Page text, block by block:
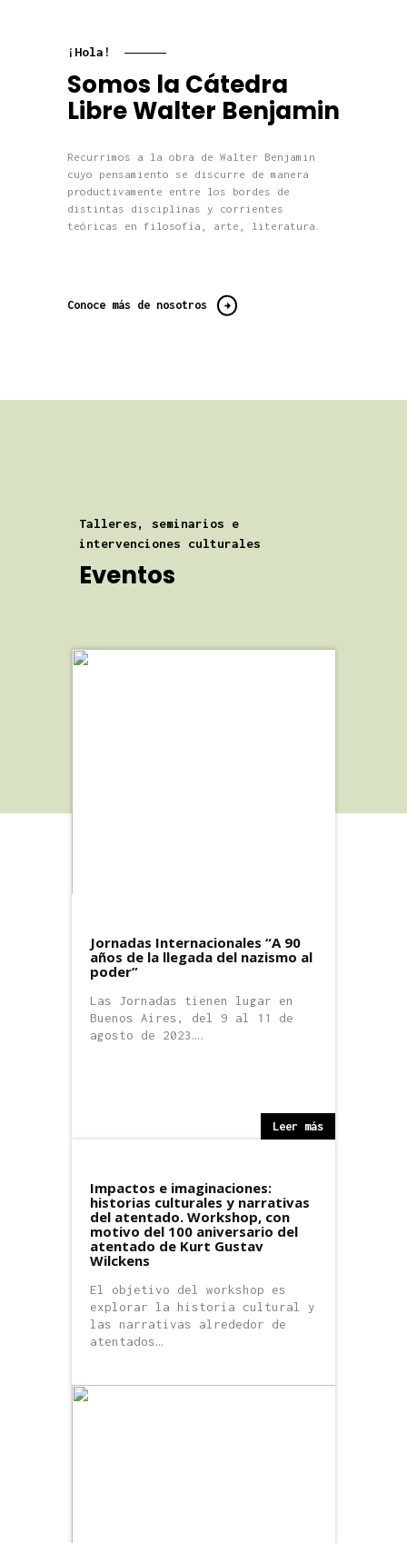
¡Hola!
Somos la Cátedra
Libre Walter Benjamin
Recurrimos a la obra de Walter Benjamin
cuyo pensamiento se discurre de manera
productivamente entre los bordes de
distintas disciplinas y corrientes
teóricas en filosofía, arte, literatura.
Conoce más de nosotros
Talleres, seminarios e
intervenciones culturales
Eventos
Jornadas Internacionales “A 90
años de la llegada del nazismo al
poder”
Las Jornadas tienen lugar en
Buenos Aires, del 9 al 11 de
agosto de 2023….
Leer más
Eventos Académicos
Impactos e imaginaciones:
historias culturales y narrativas
del atentado. Workshop, con
motivo del 100 aniversario del
atentado de Kurt Gustav
Wilckens
El objetivo del workshop es
explorar la historia cultural y
las narrativas alrededor de
atentados…